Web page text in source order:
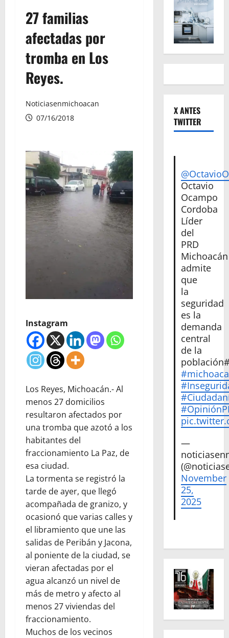
27 familias
afectadas por
tromba en Los
Reyes.
Noticiasenmichoacan
07/16/2018
Instagram
Los Reyes, Michoacán.- Al
menos 27 domicilios
resultaron afectados por
una tromba que azotó a los
habitantes del
fraccionamiento La Paz, de
esa ciudad.
La tormenta se registró la
tarde de ayer, que llegó
acompañada de granizo, y
ocasionó que varias calles y
el libramiento que une las
salidas de Peribán y Jacona,
al poniente de la ciudad, se
vieran afectadas por el
agua alcanzó un nivel de
más de metro y afecto al
menos 27 viviendas del
fraccionamiento.
Muchos de los vecinos
X ANTES
TWITTER
Octavio
Ocampo
Cordoba
Líder
del
PRD
Michoacán
admite
que
la
seguridad
es la
demanda
central
de la
—
November
25,
2025